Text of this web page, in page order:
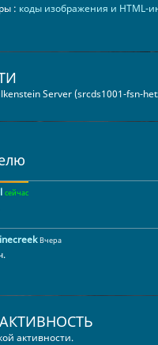
: коды изображения и HTML-
Server (srcds1001-fsn-
сейчас
Вчера
активности.